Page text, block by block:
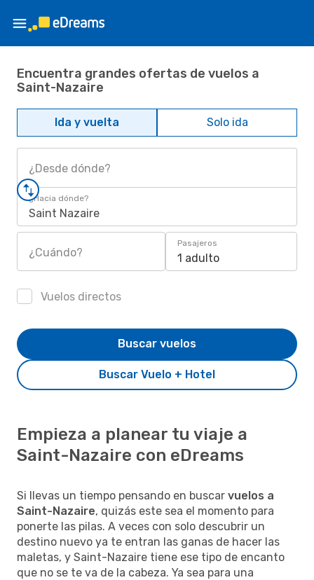
Encuentra grandes ofertas de vuelos a
Saint-Nazaire
Ida y vuelta Solo ida
¿Desde dónde?
¿Hacia dónde?
Saint Nazaire
¿Cuándo?
Pasajeros
1 adulto
Vuelos directos
Buscar Vuelo + Hotel
Buscar vuelos
Empieza a planear tu viaje a
Saint-Nazaire con eDreams
Si llevas un tiempo pensando en buscar vuelos a
Saint-Nazaire, quizás este sea el momento para
ponerte las pilas. A veces con solo descubrir un
destino nuevo ya te entran las ganas de hacer las
maletas, y Saint-Nazaire tiene ese tipo de encanto
que no se te va de la cabeza. Ya sea para una